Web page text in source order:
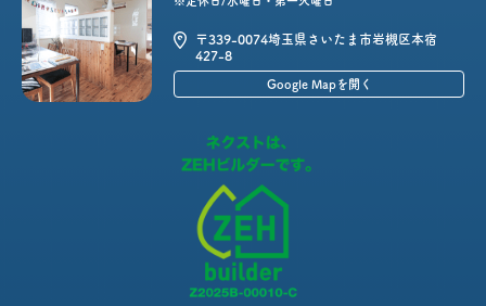
〒339-0074埼玉県さいたま市岩槻区本宿
427-8
Google Mapを開く